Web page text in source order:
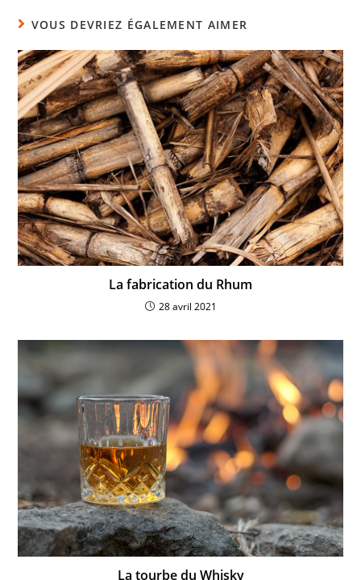
VOUS DEVRIEZ ÉGALEMENT AIMER
La fabrication du Rhum
28 avril 2021
La tourbe du Whisky